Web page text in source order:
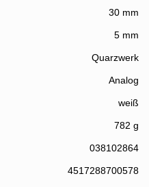
30 mm
5 mm
Quarzwerk
Analog
weiß
782 g
038102864
4517288700578